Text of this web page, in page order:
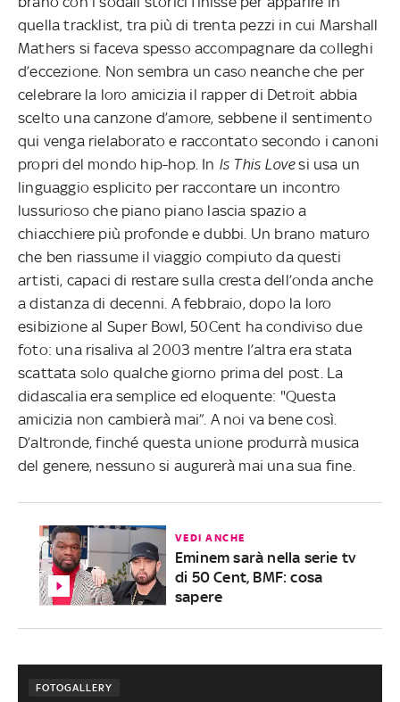
quella tracklist, tra più di trenta pezzi in cui Marshall
Mathers si faceva spesso accompagnare da colleghi
d’eccezione. Non sembra un caso neanche che per
celebrare la loro amicizia il rapper di Detroit abbia
scelto una canzone d’amore, sebbene il sentimento
qui venga rielaborato e raccontato secondo i canoni
propri del mondo hip-hop. In Is This Lovesi usa un
linguaggio esplicito per raccontare un incontro
lussurioso che piano piano lascia spazio a
chiacchiere più profonde e dubbi. Un brano maturo
che ben riassume il viaggio compiuto da questi
artisti, capaci di restare sulla cresta dell’onda anche
a distanza di decenni. A febbraio, dopo la loro
esibizione al Super Bowl, 50Cent ha condiviso due
foto: una risaliva al 2003 mentre l’altra era stata
scattata solo qualche giorno prima del post. La
didascalia era semplice ed eloquente: "Questa
amicizia non cambierà mai”. A noi va bene così.
D’altronde, finché questa unione produrrà musica
del genere, nessuno si augurerà mai una sua fine.
VEDI ANCHE
Eminem sarà nella serie tv
di 50 Cent, BMF: cosa
sapere
FOTOGALLERY